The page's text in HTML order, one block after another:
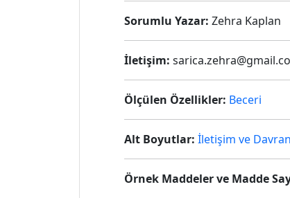
Sorumlu Yazar: Zehra Kaplan
İletişim:
Ölçülen Özellikler: Beceri
Alt Boyutlar: İletişim ve
Örnek Maddeler ve Madde